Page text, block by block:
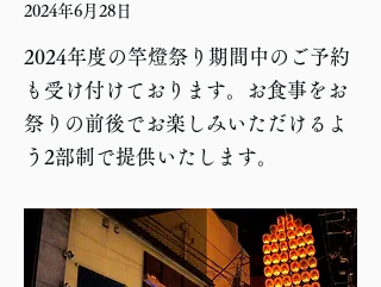
2024年6月28日
2024年度の竿燈祭り期間中のご予約
も受け付けております。お食事をお
祭りの前後でお楽しみいただけるよ
う2部制で提供いたします。